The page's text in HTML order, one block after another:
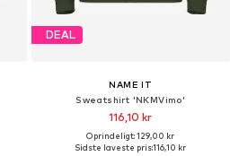
DEAL
NAME IT
Sweatshirt 'NKMVimo'
116,10 kr
Oprindeligt: 129,00 kr
Sidste laveste pris:116,10 kr